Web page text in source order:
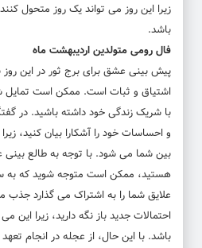
زیرا این روز می تواند یک روز متحول
باشد.
فال رومی متولدین اردیبهشت ماه
پیش بینی عشق برای برج ثور در این روز
اشتیاق و ثبات است. ممکن است تمایل
با شریک زندگی خود داشته باشید. در
و احساسات خود را آشکارا بیان کنید،
بین شما می شود. با توجه به طالع بینی
هستید، ممکن است متوجه شوید که
علایق شما را به اشتراک می گذارد
احتمالات جدید باز نگه دارید، زیرا این
باشد. با این حال، از عجله در انجام